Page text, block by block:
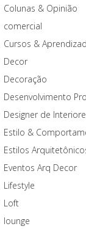
Colunas & Opinião
comercial
Cursos &
Decor
Decoração
Desenvolvimento
Designer de
Estilo &
Estilos
Eventos Arq Decor
Lifestyle
Loft
lounge